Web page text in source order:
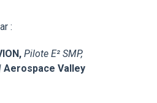
:
Pilote E² SMP,
Aerospace Valley